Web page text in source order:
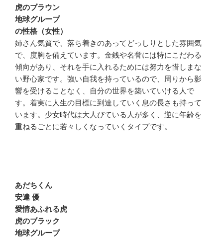
虎のブラウン
地球グループ
の性格（女性）
姉さん気質で、落ち着きのあってどっしりとした雰囲気
で、度胸を備えています。金銭や名誉には特にこだわる
傾向があり、それを手に入れるためには努力を惜しまな
い野心家です。強い自我を持っているので、周りから影
響を受けることなく、自分の世界を築いていける人で
す。着実に人生の目標に到達していく息の長さも持って
います。少女時代は大人びている人が多く、逆に年齢を
重ねるごとに若々しくなっていくタイプです。
あだちくん
安達 優
愛情あふれる虎
虎のブラック
地球グループ